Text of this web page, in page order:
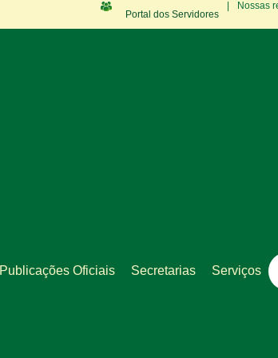
Portal dos Servidores
Nossas
Publicações Oficiais Secretarias Serviços